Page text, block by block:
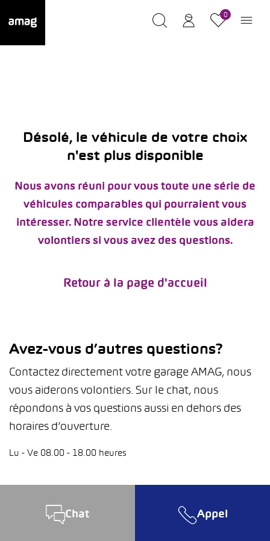
0
Désolé, le véhicule de votre choix
n'est plus disponible
Nous avons réuni pour vous toute une série de
véhicules comparables qui pourraient vous
intéresser. Notre service clientèle vous aidera
volontiers si vous avez des questions.
Retour à la page d'accueil
Avez-vous d’autres questions?
Contactez directement votre garage AMAG, nous
vous aiderons volontiers. Sur le chat, nous
répondons à vos questions aussi en dehors des
horaires d’ouverture.
Lu - Ve 08.00 - 18.00 heures
Chat Appel